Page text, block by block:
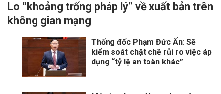
Lo “khoảng trống pháp lý” về xuất bản trên
không gian mạng
Thống đốc Phạm Đức Ấn: Sẽ
kiểm soát chặt chẽ rủi ro việc áp
dụng “tỷ lệ an toàn khác”